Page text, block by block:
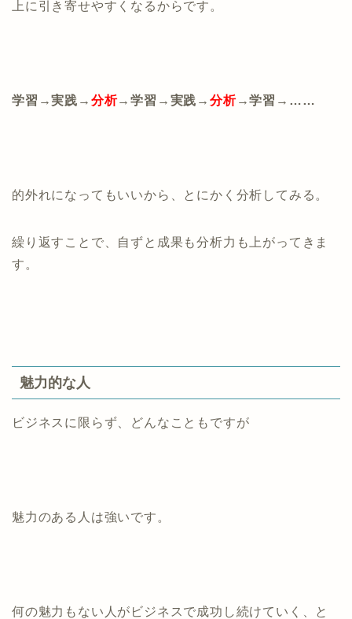
上に引き寄せやすくなるからです。
学習→実践→ 分析→学習→実践→分析→学習→……
的外れになってもいいから、とにかく分析してみる。
繰り返すことで、自ずと成果も分析力も上がってきま
す。
魅力的な人
ビジネスに限らず、どんなこともですが
魅力のある人は強いです。
何の魅力もない人がビジネスで成功し続けていく、と